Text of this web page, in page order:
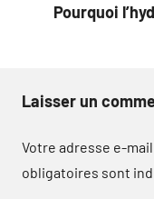
Pourquoi
Laisser un
Votre adresse e-
obligatoires sont